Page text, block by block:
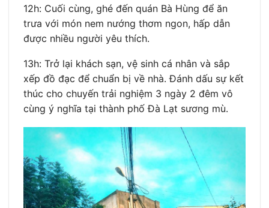
12h: Cuối cùng, ghé đến quán Bà Hùng để ăn
trưa với món nem nướng thơm ngon, hấp dẫn
được nhiều người yêu thích.
13h: Trở lại khách sạn, vệ sinh cá nhân và sắp
xếp đồ đạc để chuẩn bị về nhà. Đánh dấu sự kết
thúc cho chuyến trải nghiệm 3 ngày 2 đêm vô
cùng ý nghĩa tại thành phố Đà Lạt sương mù.